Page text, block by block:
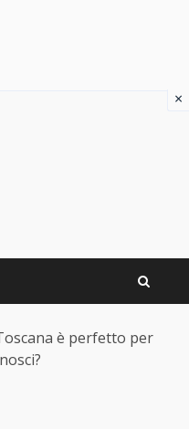
è perfetto per
×